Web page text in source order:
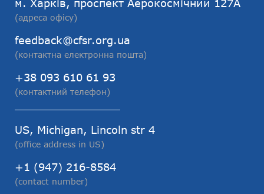
м. Харків, проспект Аерокосмічний 127А
(адреса офісу)
feedback@cfsr.org.ua
(контактна електронна пошта)
+38 093 610 61 93
(контактний телефон)
US, Michigan, Lincoln str 4
(office address in US)
+1 (947) 216-8584
(contact number)